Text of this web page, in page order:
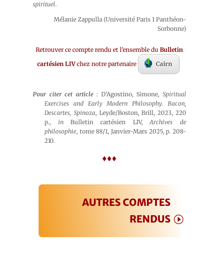
spirituel.
Mélanie Zappulla (Université Paris 1 Panthéon-
Sorbonne)
Retrouver ce compte rendu et l’ensemble duBulletin
cartésien LIVchez notre partenaire Cairn
Pour citer cet article: D’Agostino, Simone, Spiritual
Exercises and Early Modern Philosophy. Bacon,
Descartes, Spinoza, Leyde/Boston, Brill, 2023, 220
p., inBulletin cartésien LIV,Archives de
philosophie, tome 88/1, Janvier-Mars 2025, p. 208-
210.
♦♦♦
AUTRES COMPTES
RENDUS